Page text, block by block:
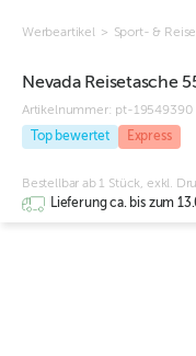
Werbeartikel > Sport- &
Nevada Reisetasche
Artikelnummer: pt-19549390
Top bewertet
Express
Bestellbar ab 1 Stück, exkl.
Lieferung ca. bis zum